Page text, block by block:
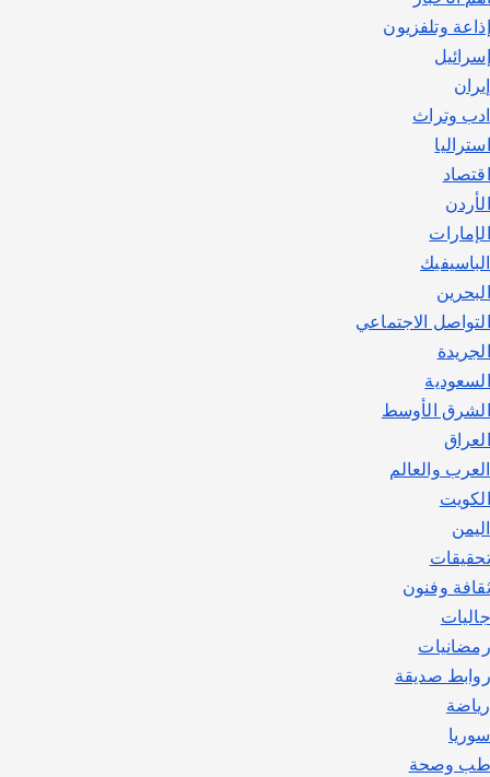
إذاعة وتلفزيون
إسرائيل
إيران
ادب وتراث
استراليا
اقتصاد
الأردن
الإمارات
الباسيفيك
البحرين
التواصل الاجتماعي
الجريدة
السعودية
الشرق الأوسط
العراق
العرب والعالم
الكويت
اليمن
تحقيقات
ثقافة وفنون
جاليات
رمضانيات
روابط صديقة
رياضة
سوريا
طب وصحة